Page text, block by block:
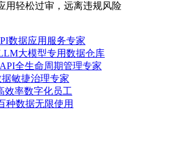
用轻松过审，远离违规风险
数据应用服务专家
大模型专用数据仓库
全生命周期管理专家
据敏捷治理专家
效率数字化员工
种数据无限使用